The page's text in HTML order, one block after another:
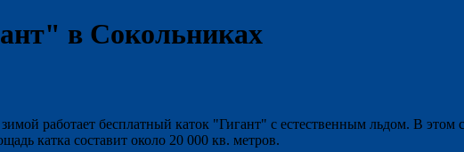
в Сокольниках
работает бесплатный каток "Гигант" с естественным льдом. В этом
катка составит около 20 000 кв. метров.